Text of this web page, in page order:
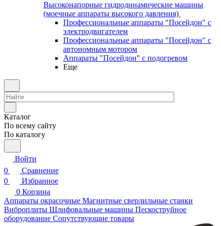
Высоконапорные гидродинамические машины
(моечные аппараты высокого давления)
Профессиональные аппараты "Посейдон" с
электродвигателем
Профессиональные аппараты "Посейдон" с
автономным мотором
Аппараты "Посейдон" с подогревом
Еще
Каталог
По всему сайту
По каталогу
Войти
0
Сравнение
0
Избранное
0 Корзина
Аппараты окрасочные Магнитные сверлильные станки
Виброплиты Шлифовальные машины Пескоструйное
оборудование Сопутствующие товары